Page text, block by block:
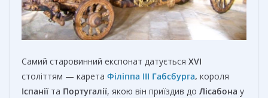
Самий старовинний експонат датується XVI
століттям — карета Філіппа III Габсбурга, короля
Іспанії та Португалії, якою він приїздив до Лісабона у